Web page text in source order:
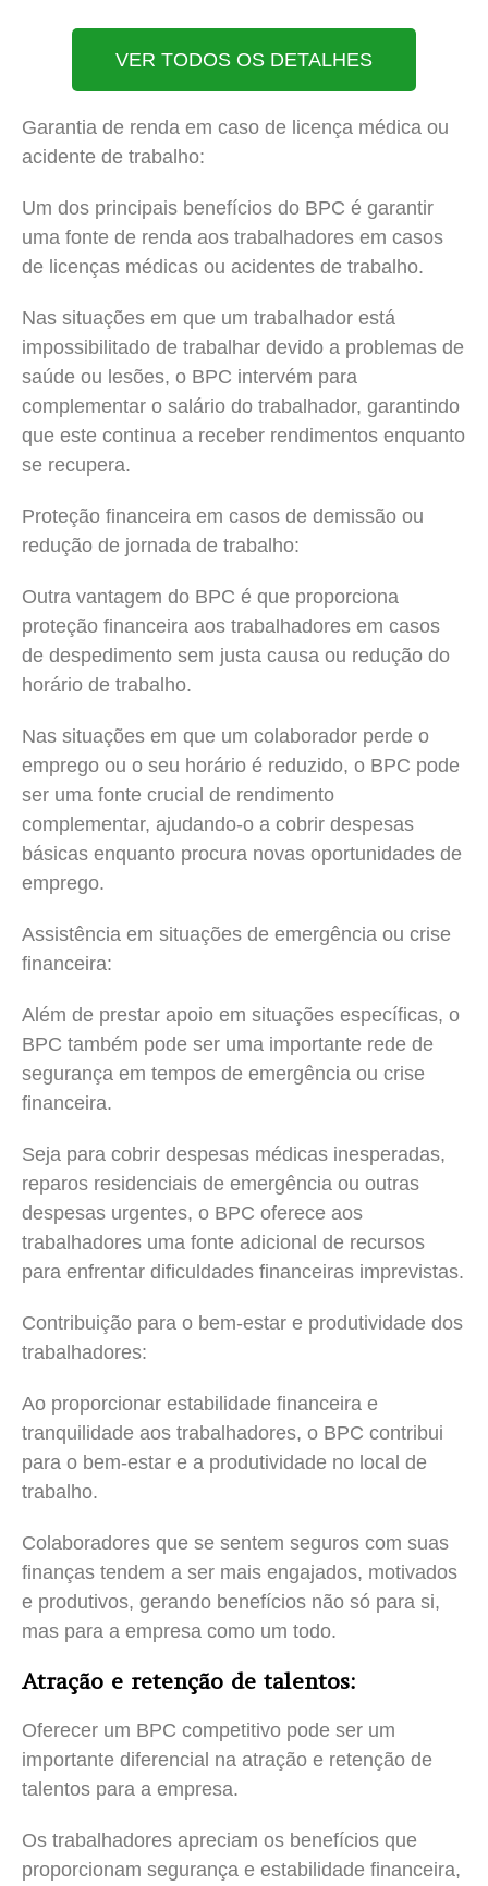
VER TODOS OS DETALHES
Garantia de renda em caso de licença médica ou
acidente de trabalho:
Um dos principais benefícios do BPC é garantir
uma fonte de renda aos trabalhadores em casos
de licenças médicas ou acidentes de trabalho.
Nas situações em que um trabalhador está
impossibilitado de trabalhar devido a problemas de
saúde ou lesões, o BPC intervém para
complementar o salário do trabalhador, garantindo
que este continua a receber rendimentos enquanto
se recupera.
Proteção financeira em casos de demissão ou
redução de jornada de trabalho:
Outra vantagem do BPC é que proporciona
proteção financeira aos trabalhadores em casos
de despedimento sem justa causa ou redução do
horário de trabalho.
Nas situações em que um colaborador perde o
emprego ou o seu horário é reduzido, o BPC pode
ser uma fonte crucial de rendimento
complementar, ajudando-o a cobrir despesas
básicas enquanto procura novas oportunidades de
emprego.
Assistência em situações de emergência ou crise
financeira:
Além de prestar apoio em situações específicas, o
BPC também pode ser uma importante rede de
segurança em tempos de emergência ou crise
financeira.
Seja para cobrir despesas médicas inesperadas,
reparos residenciais de emergência ou outras
despesas urgentes, o BPC oferece aos
trabalhadores uma fonte adicional de recursos
para enfrentar dificuldades financeiras imprevistas.
Contribuição para o bem-estar e produtividade dos
trabalhadores:
Ao proporcionar estabilidade financeira e
tranquilidade aos trabalhadores, o BPC contribui
para o bem-estar e a produtividade no local de
trabalho.
Colaboradores que se sentem seguros com suas
finanças tendem a ser mais engajados, motivados
e produtivos, gerando benefícios não só para si,
mas para a empresa como um todo.
Atração e retenção de talentos:
Oferecer um BPC competitivo pode ser um
importante diferencial na atração e retenção de
talentos para a empresa.
Os trabalhadores apreciam os benefícios que
proporcionam segurança e estabilidade financeira,